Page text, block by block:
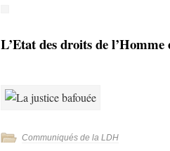
L’Etat des droits de l’Homme
Communiqués de la LDH